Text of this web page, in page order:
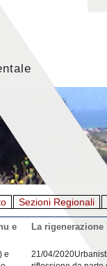
Sezioni Regionali
e
e
La
21/04/